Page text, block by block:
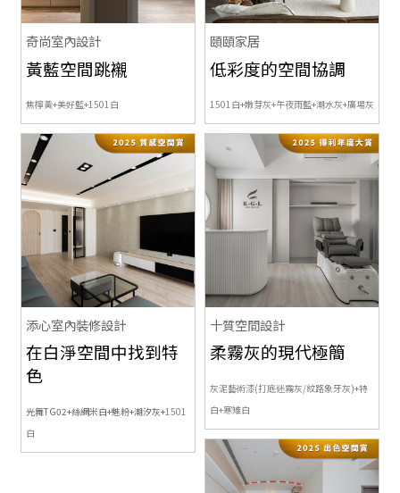
奇尚室內設計
黃藍空間跳襯
焦檸黃+美好藍+1501白
頤頤家居
低彩度的空間協調
1501白+嫩芽灰+午夜雨藍+潮水灰+廣場灰
添心室內裝修設計
在白淨空間中找到特
色
光舞TG02+絲綢米白+魅粉+潮汐灰+1501
白
十質空間設計
柔霧灰的現代極簡
灰泥藝術漆(打底迷霧灰/紋路象牙灰)+特
白+寒雉白